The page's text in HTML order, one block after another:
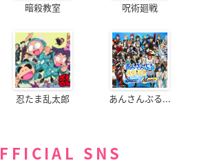
暗殺教室 呪術廻戦
忍たま乱太郎 あんさんぶる...
SNS